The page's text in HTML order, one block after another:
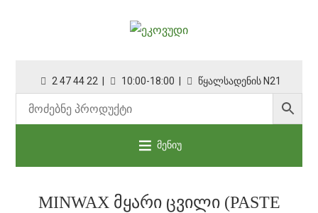
2 47 44 22 | 10:00-18:00 | წყალსადენის N21
მენიუ
MINWAX ᲛᲧᲐᲠᲘ ᲪᲕᲘᲚᲘ (PASTE